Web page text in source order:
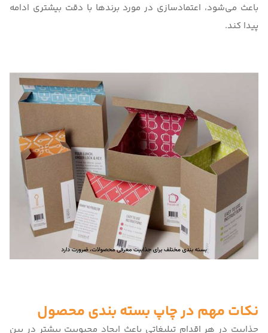
باعث می‌شود، اعتمادسازی در مورد برندها با دقت بیشتری ادامه
پیدا کند.
نکات مهم در چاپ بسته‌ بندی محصول
جذابیت در هر اقدام تبلیغاتی باعث ایجاد محبوبیت بیشتر در بین